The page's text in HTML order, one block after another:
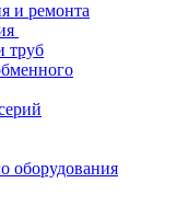
и ремонта
труб
оборудования